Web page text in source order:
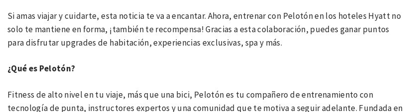
Si amas viajar y cuidarte, esta noticia te va a encantar. Ahora, entrenar con Pelotón en los hoteles Hyatt no
solo te mantiene en forma, ¡también te recompensa! Gracias a esta colaboración, puedes ganar puntos
para disfrutar upgrades de habitación, experiencias exclusivas, spa y más.
¿Qué es Pelotón?
Fitness de alto nivel en tu viaje, más que una bici, Pelotón es tu compañero de entrenamiento con
tecnología de punta, instructores expertos y una comunidad que te motiva a seguir adelante. Fundada en